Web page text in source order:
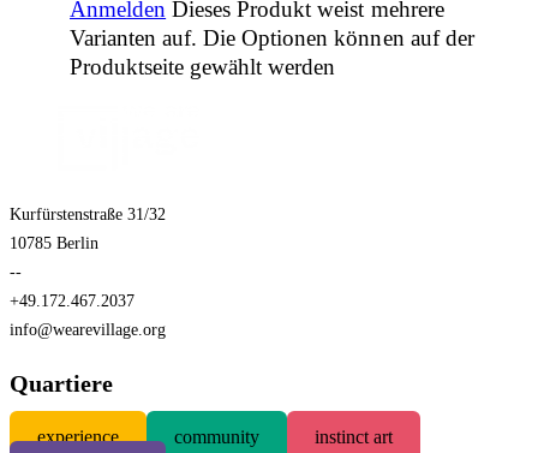
Anmelden Dieses Produkt weist mehrere
Varianten auf. Die Optionen können auf der
Produktseite gewählt werden
Kurfürstenstraße 31/32
10785 Berlin
--
+49.172.467.2037
info@wearevillage.org
Quartiere
experience community
instinct art